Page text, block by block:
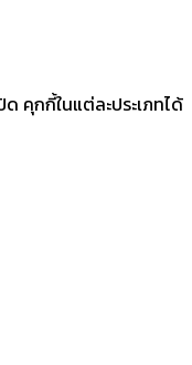
คุกกี้ในแต่ละประเภทได้